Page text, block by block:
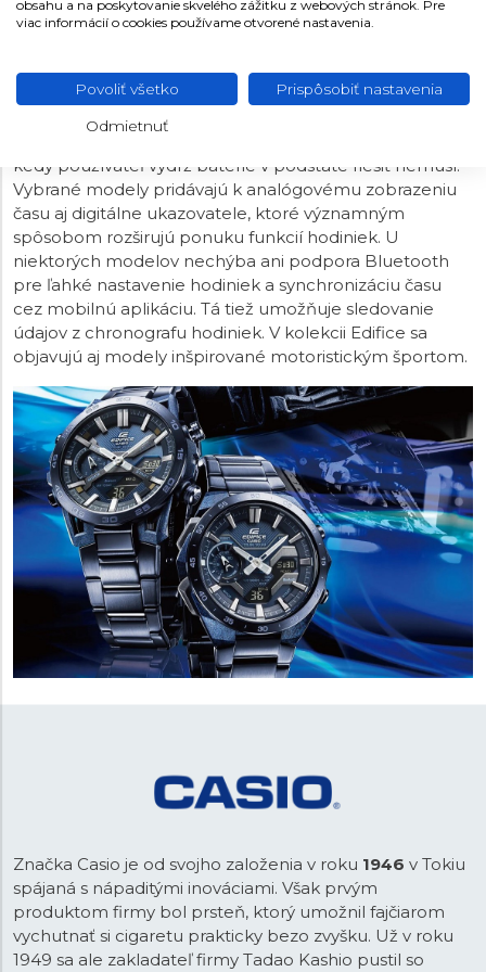
CASIO EDIFICE
Kolekcia Casio Edifice zahŕňa športovo zamerané
hodinky s oceľovým puzdrom, vodotesnosťou100
a klasickým quartzovým strojčekom s výdržou
kedy používateľ výdrž batérie v podstate riešiť nemusí.
Vybrané modely pridávajú k analógovému zobrazeniu
času aj digitálne ukazovatele, ktoré významným
spôsobom rozširujú ponuku funkcií hodiniek. U
niektorých modelov nechýba ani podpora Bluetooth
pre ľahké nastavenie hodiniek a synchronizáciu času
cez mobilnú aplikáciu. Tá tiež umožňuje sledovanie
údajov z chronografu hodiniek. V kolekcii Edifice sa
objavujú aj modely inšpirované motoristickým športom.
Značka Casio je od svojho založenia v roku 1946 v Tokiu
spájaná s nápaditými inováciami. Však prvým
produktom firmy bol prsteň, ktorý umožnil fajčiarom
vychutnať si cigaretu prakticky bezo zvyšku. Už v roku
1949 sa ale zakladateľ firmy Tadao Kashio pustil so
obsahu a na poskytovanie skvelého zážitku z webových stránok. Pre
viac informácií o cookies používame otvorené nastavenia.
Povoliť všetko Prispôsobiť nastavenia
Odmietnuť